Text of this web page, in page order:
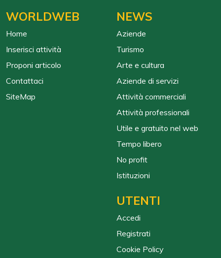
WORLDWEB
Home
Inserisci attività
Proponi articolo
Contattaci
SiteMap
NEWS
Aziende
Turismo
Arte e cultura
Aziende di servizi
Attività commerciali
Attività professionali
Utile e gratuito nel web
Tempo libero
No profit
Istituzioni
UTENTI
Accedi
Registrati
Cookie Policy